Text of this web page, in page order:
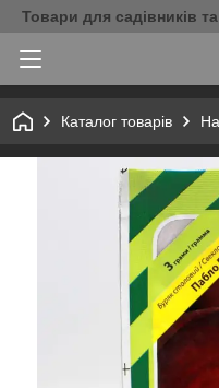
Товари для садівників
Каталог товарів